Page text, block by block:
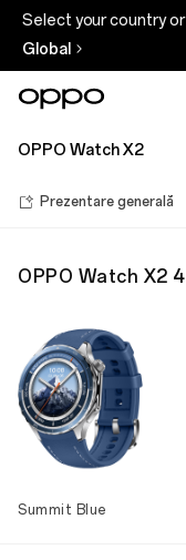
Select your country
Global
OPPO Watch X2
Prezentare generală
OPPO Watch X2
Summit Blue